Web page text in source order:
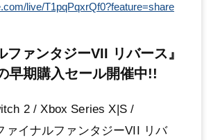
live/T1pqPqxrQf0?feature=share
ファンタジーVII リバース』
早期購入セール開催中!!
2 / Xbox Series X|S /
ァイナルファンタジーVII リバ